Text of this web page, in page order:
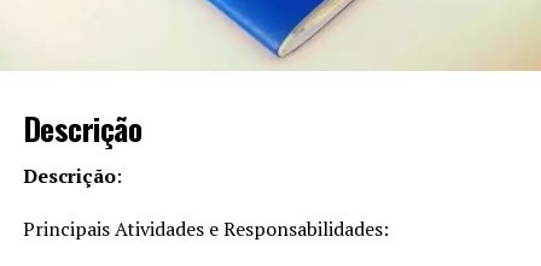
Descrição
Descrição:
Principais Atividades e Responsabilidades: